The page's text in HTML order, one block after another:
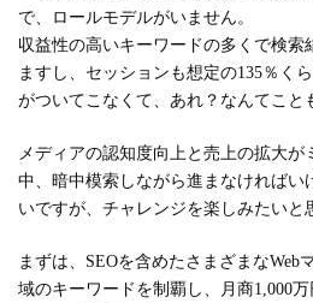
で、ロールモデルがいません。
収益性の高いキーワードの多くで検索
ますし、セッションも想定の135％く
がついてこなくて、あれ？なんてこと
メディアの認知度向上と売上の拡大
中、暗中模索しながら進まなければい
いですが、チャレンジを楽しみたいと
まずは、SEOを含めたさまざまなWeb
域のキーワードを制覇し、月商1,000